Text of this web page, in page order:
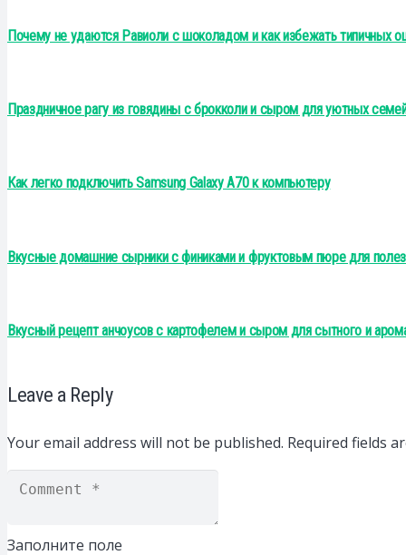
Почему не удаются Равиоли с шоколадом и как избежать типичных
Праздничное рагу из говядины с брокколи и сыром для уютных
Как легко подключить Samsung Galaxy A70 к компьютеру
Вкусные домашние сырники с финиками и фруктовым пюре для
Вкусный рецепт анчоусов с картофелем и сыром для сытного и
Leave a Reply
Your email address will not be published. Required fields
Заполните поле